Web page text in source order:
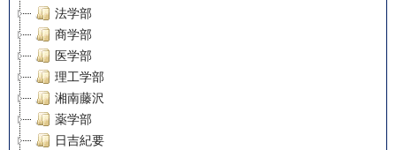
法学部
商学部
医学部
理工学部
湘南藤沢
薬学部
日吉紀要